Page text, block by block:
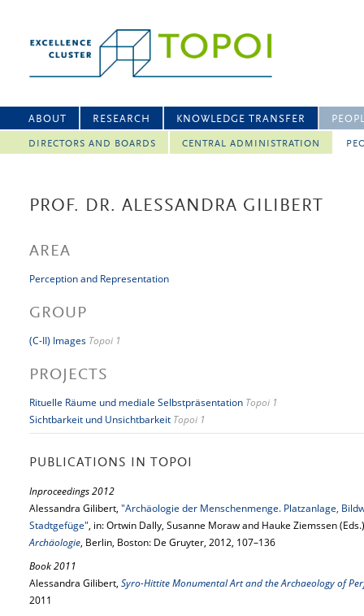
ABOUT RESEARCH KNOWLEDGE TRANSFER
DIRECTORS AND BOARDS CENTRAL ADMINISTRATION
PROF. DR. ALESSANDRA GILIBERT
AREA
Perception and Representation
GROUP
(C-II) Images Topoi 1
PROJECTS
Rituelle Räume und mediale Selbstpräsentation Topoi 1
Sichtbarkeit und Unsichtbarkeit Topoi 1
PUBLICATIONS IN TOPOI
Inproceedings 2012
Alessandra Gilibert, "Archäologie der Menschenmenge. Platzanlage,
Stadtgefüge", in: Ortwin Dally, Susanne Moraw and Hauke Ziemssen
Archäologie, Berlin, Boston: De Gruyter, 2012, 107–136
Book 2011
Alessandra Gilibert, Syro-Hittite Monumental Art and the Archaeology of
2011